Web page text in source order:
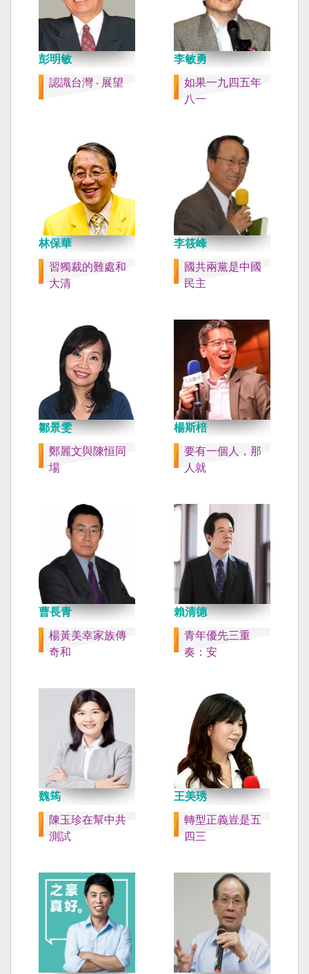
彭明敏
認識台灣 ‧ 展望
李敏勇
如果一九四五年
八一
林保華
習獨裁的難處和
大清
李筱峰
國共兩黨是中國
民主
鄒景雯
鄭麗文與陳恒同
場
楊斯棓
要有一個人，那
人就
曹長青
楊黃美幸家族傳
奇和
賴清德
青年優先三重
奏：安
魏筠
陳玉珍在幫中共
測試
王美琇
轉型正義豈是五
四三